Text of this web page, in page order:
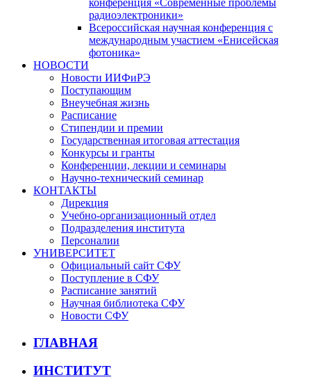
конференция «Современные проблемы
радиоэлектроники»
Всероссийская научная конференция с
международным участием «Енисейская
фотоника»
НОВОСТИ
Новости ИИФиРЭ
Поступающим
Внеучебная жизнь
Расписание
Стипендии и премии
Государственная итоговая аттестация
Конкурсы и гранты
Конференции, лекции и семинары
Научно-технический семинар
КОНТАКТЫ
Дирекция
Учебно-организационный отдел
Подразделения института
Персоналии
УНИВЕРСИТЕТ
Официальный сайт СФУ
Поступление в СФУ
Расписание занятий
Научная библиотека СФУ
Новости СФУ
ГЛАВНАЯ
ИНСТИТУТ